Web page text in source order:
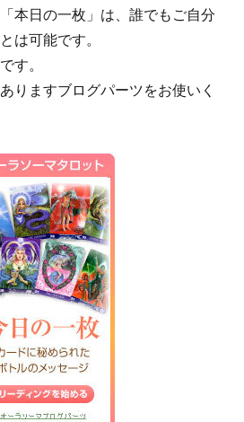
本日の一枚」は、誰でもご自分
は可能です。
す。
りますブログパーツをお使いく